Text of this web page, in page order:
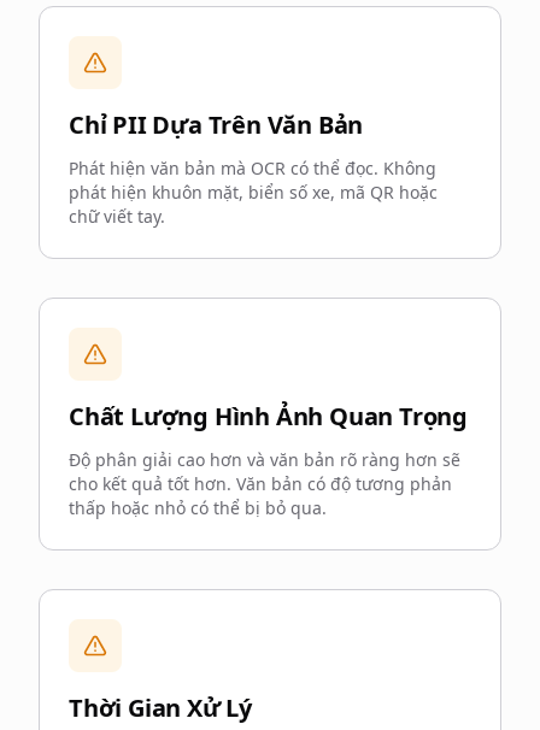
Chỉ PII Dựa Trên Văn Bản
Phát hiện văn bản mà OCR có thể đọc. Không
phát hiện khuôn mặt, biển số xe, mã QR hoặc
chữ viết tay.
Chất Lượng Hình Ảnh Quan Trọng
Độ phân giải cao hơn và văn bản rõ ràng hơn sẽ
cho kết quả tốt hơn. Văn bản có độ tương phản
thấp hoặc nhỏ có thể bị bỏ qua.
Thời Gian Xử Lý